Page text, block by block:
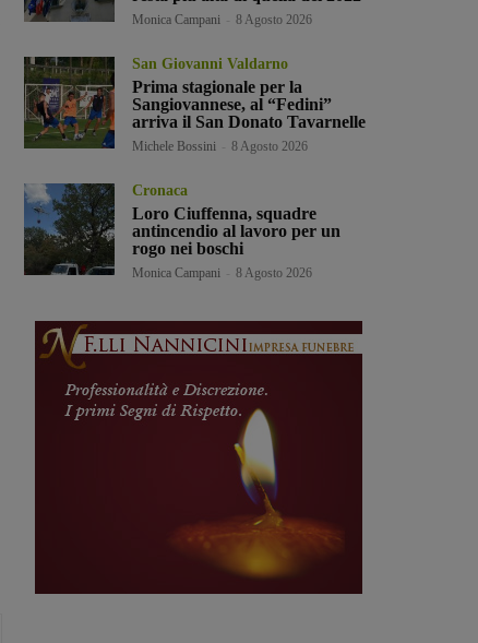
Monica Campani 8 Agosto 2026
San Giovanni Valdarno
Prima stagionale per la
Sangiovannese, al “Fedini”
arriva il San Donato Tavarnelle
Michele Bossini 8 Agosto 2026
Cronaca
Loro Ciuffenna, squadre
antincendio al lavoro per un
rogo nei boschi
Monica Campani 8 Agosto 2026